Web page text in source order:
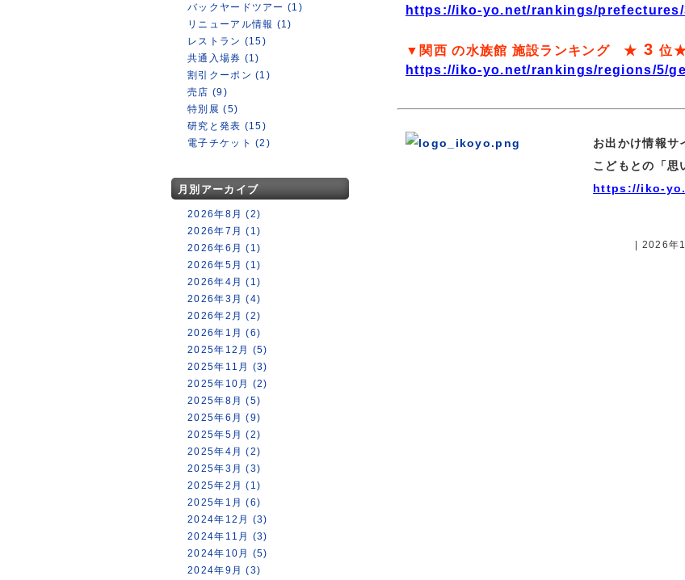
バックヤードツアー (1)
リニューアル情報 (1)
レストラン (15)
共通入場券 (1)
割引クーポン (1)
売店 (9)
特別展 (5)
研究と発表 (15)
電子チケット (2)
月別アーカイブ
2026年8月 (2)
2026年7月 (1)
2026年6月 (1)
2026年5月 (1)
2026年4月 (1)
2026年3月 (4)
2026年2月 (2)
2026年1月 (6)
2025年12月 (5)
2025年11月 (3)
2025年10月 (2)
2025年8月 (5)
2025年6月 (9)
2025年5月 (2)
2025年4月 (2)
2025年3月 (3)
2025年2月 (1)
2025年1月 (6)
2024年12月 (3)
2024年11月 (3)
2024年10月 (5)
2024年9月 (3)
https://iko-yo.net/rankings/
▼関西 の水族館 施設ランキング ★ 3位
https://iko-yo.net/rankings/regions/5/
お出かけ情報サ
こどもとの「思
https://iko-
| 2026年